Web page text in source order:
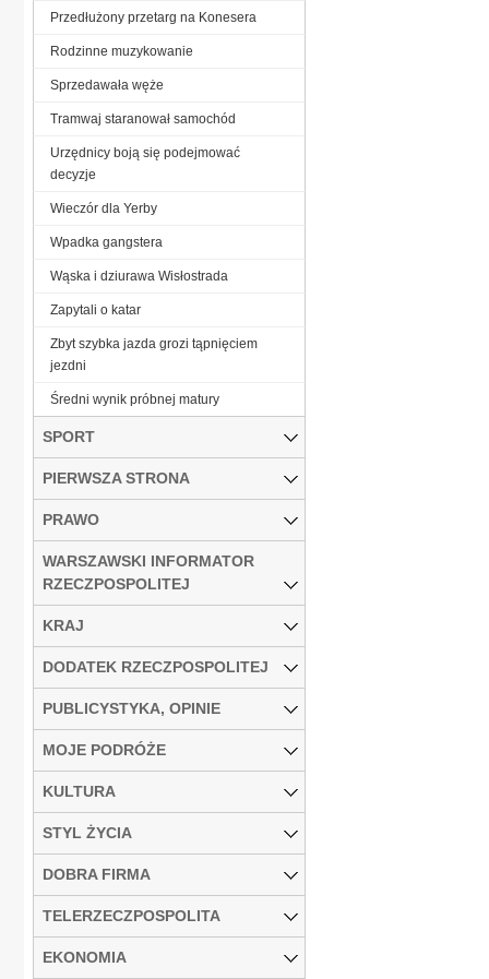
Przedłużony przetarg na Konesera
Rodzinne muzykowanie
Sprzedawała węże
Tramwaj staranował samochód
Urzędnicy boją się podejmować
decyzje
Wieczór dla Yerby
Wpadka gangstera
Wąska i dziurawa Wisłostrada
Zapytali o katar
Zbyt szybka jazda grozi tąpnięciem
jezdni
Średni wynik próbnej matury
SPORT
PIERWSZA STRONA
PRAWO
WARSZAWSKI INFORMATOR
RZECZPOSPOLITEJ
KRAJ
DODATEK RZECZPOSPOLITEJ
PUBLICYSTYKA, OPINIE
MOJE PODRÓŻE
KULTURA
STYL ŻYCIA
DOBRA FIRMA
TELERZECZPOSPOLITA
EKONOMIA